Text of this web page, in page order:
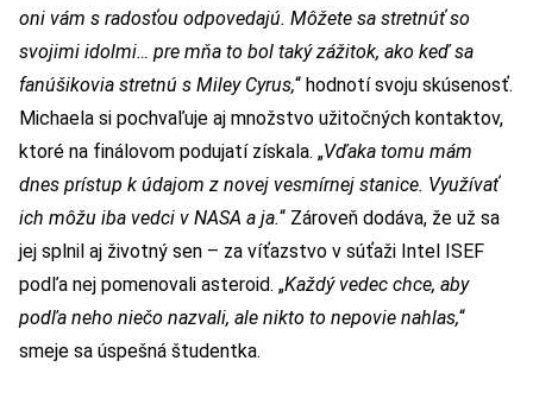
oni vám s radosťou odpovedajú. Môžete sa stretnúť so
svojimi idolmi… pre mňa to bol taký zážitok, ako keď sa
fanúšikovia stretnú s Miley Cyrus,“ hodnotí svoju skúsenosť.
Michaela si pochvaľuje aj množstvo užitočných kontaktov,
ktoré na finálovom podujatí získala. „Vďaka tomu mám
dnes prístup k údajom z novej vesmírnej stanice. Využívať
ich môžu iba vedci v NASA a ja.“ Zároveň dodáva, že už sa
jej splnil aj životný sen – za víťazstvo v súťaži Intel ISEF
podľa nej pomenovali asteroid. „Každý vedec chce, aby
podľa neho niečo nazvali, ale nikto to nepovie nahlas,“
smeje sa úspešná študentka.